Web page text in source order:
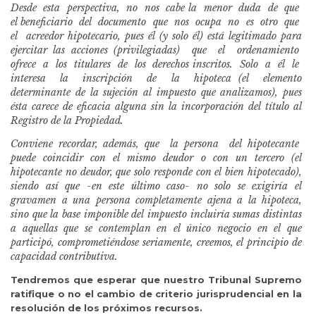
Desde esta perspectiva, no nos cabe la menor duda de que
elbeneficiario del documento que nos ocupa no es otro que
el acreedor hipotecario, pues él (y solo él) está legitimado para
ejercitar las acciones (privilegiadas) que el ordenamiento
ofrece a los titulares de los derechos inscritos. Solo a él le
interesa la inscripción de la hipoteca (el elemento
determinante de la sujeción al impuesto que analizamos), pues
ésta carece de eficacia alguna sin la incorporación del título al
Registro de la Propiedad.
Conviene recordar, además, que la persona del hipotecante
puede coincidir con el mismo deudor o con un tercero (el
hipotecante no deudor, que solo responde con el bien hipotecado),
siendo así que -en este último caso- no solo se exigiría el
gravamen a una persona completamente ajena a la hipoteca,
sino que la base imponible del impuesto incluiría sumas distintas
a aquellas que se contemplan en el único negocio en el que
participó, comprometiéndose seriamente, creemos, el principio de
capacidad contributiva.
Tendremos que esperar que nuestro Tribunal Supremo
ratifique o no el cambio de criterio jurisprudencial en la
resolución de los próximos recursos.